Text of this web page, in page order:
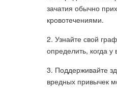
зачатия обычно
кровотечениями.
2. Узнайте свой
определить, когда у
3. Поддерживайте
вредных привычек